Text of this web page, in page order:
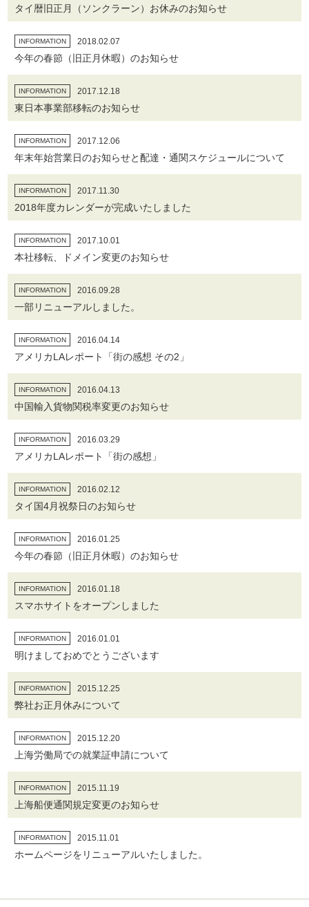
タイ暦旧正月（ソンクラーン）お休みのお知らせ
INFORMATION 2018.02.07
今年の春節（旧正月休暇）のお知らせ
INFORMATION 2017.12.18
東日本事業部移転のお知らせ
INFORMATION 2017.12.06
年末年始営業日のお知らせと配達・通関スケジュールについて
INFORMATION 2017.11.30
2018年度カレンダーが完成いたしました
INFORMATION 2017.10.01
本社移転、ドメイン変更のお知らせ
INFORMATION 2016.09.28
一部リニューアルしました。
INFORMATION 2016.04.14
アメリカLAレポート「街の感想 その2」
INFORMATION 2016.04.13
中国輸入貨物関税率変更のお知らせ
INFORMATION 2016.03.29
アメリカLAレポート「街の感想」
INFORMATION 2016.02.12
タイ国4月祝祭日のお知らせ
INFORMATION 2016.01.25
今年の春節（旧正月休暇）のお知らせ
INFORMATION 2016.01.18
スマホサイトをオープンしました
INFORMATION 2016.01.01
明けましておめでとうございます
INFORMATION 2015.12.25
弊社お正月休みについて
INFORMATION 2015.12.20
上海労働局での就業証申請について
INFORMATION 2015.11.19
上海船便通関規定変更のお知らせ
INFORMATION 2015.11.01
ホームページをリニューアルいたしました。